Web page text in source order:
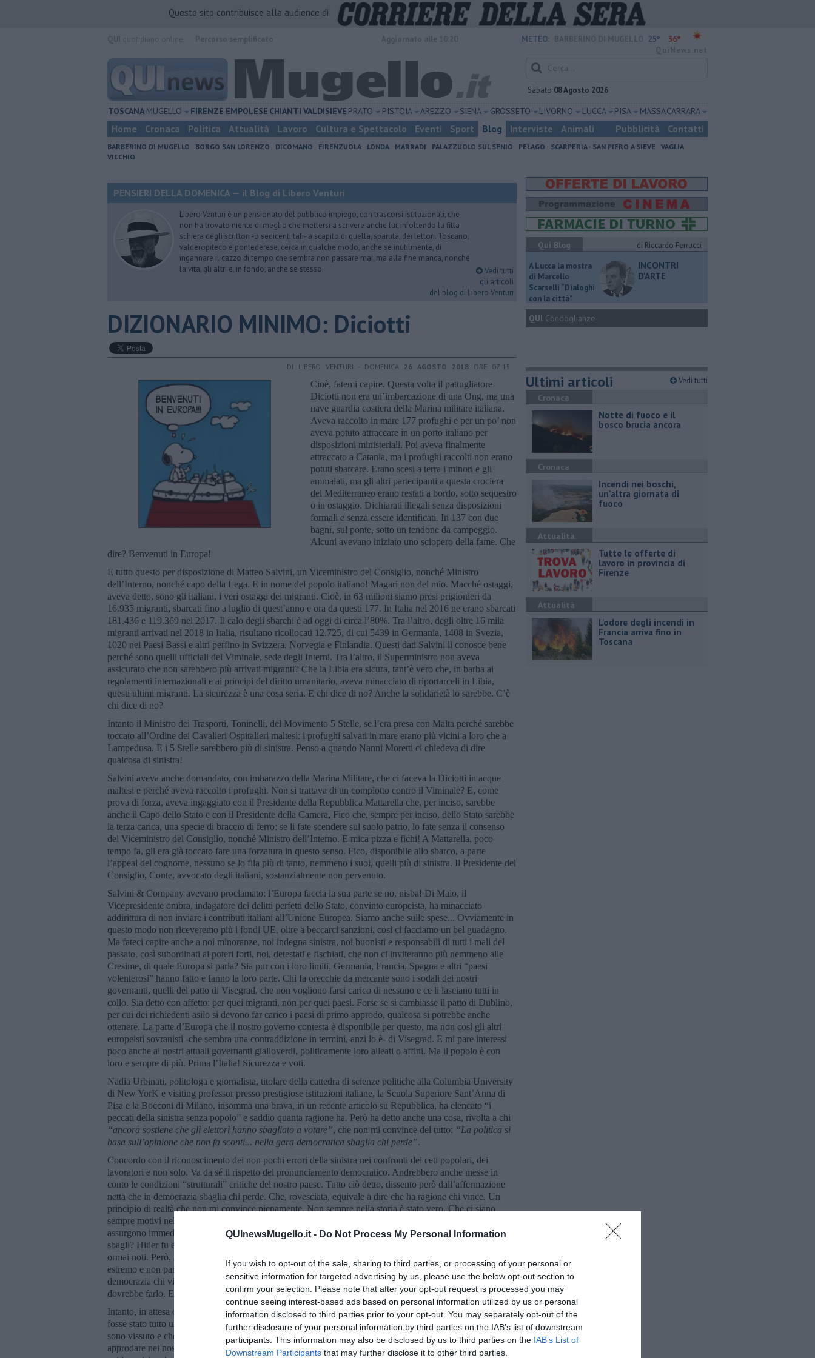
QUInewsMugello.it - Do Not Process My Personal Information
If you wish to opt-out of the sale, sharing to third parties, or processing of your personal or
sensitive information for targeted advertising by us, please use the below opt-out section to
confirm your selection. Please note that after your opt-out request is processed you may
continue seeing interest-based ads based on personal information utilized by us or personal
information disclosed to third parties prior to your opt-out. You may separately opt-out of the
further disclosure of your personal information by third parties on the IAB’s list of downstream
participants. This information may also be disclosed by us to third parties on the IAB’s List of
Downstream Participants that may further disclose it to other third parties.
Questo sito contribuisce alla audience di
METEO: 25° 36°
Sabato 08 Agosto 2026
TOSCANA MUGELLO FIRENZE EMPOLESE CHIANTI VALDISIEVE PRATO PISTOIA AREZZO SIENA GROSSETO LIVORNO LUCCA PISA MASSA CARRARA
Home Cronaca Politica Attualità Lavoro Cultura e Spettacolo Eventi Sport Blog Interviste Animali Pubblicità Contatti
BARBERINO DI MUGELLO BORGO SAN LORENZO DICOMANO FIRENZUOLA LONDA MARRADI PALAZZUOLO SUL SENIO PELAGO SCARPERIA - SAN PIERO A SIEVE
VAGLIA
VICCHIO
PENSIERI DELLA DOMENICA — il Blog di Libero Venturi
Libero Venturi è un pensionato del pubblico impiego, con trascorsi istituzionali, che
non ha trovato niente di meglio che mettersi a scrivere anche lui, infoltendo la fitta
schiera degli scrittori -o sedicenti tali- a scapito di quella, sparuta, dei lettori. Toscano,
valderopiteco e pontederese, cerca in qualche modo, anche se inutilmente, di
ingannare il cazzo di tempo che sembra non passare mai, ma alla fine manca, nonché
la vita, gli altri e, in fondo, anche se stesso.
Vedi tutti
gli articoli
del blog di Libero Venturi
DIZIONARIO MINIMO: Diciotti
DI LIBERO VENTURI - DOMENICA 26 AGOSTO 2018 ORE 07:15
Cioè, fatemi capire. Questa volta il pattugliatore
Diciotti non era un’imbarcazione di una Ong, ma una
nave guardia costiera della Marina militare italiana.
Aveva raccolto in mare 177 profughi e per un po’ non
aveva potuto attraccare in un porto italiano per
disposizioni ministeriali. Poi aveva finalmente
attraccato a Catania, ma i profughi raccolti non erano
potuti sbarcare. Erano scesi a terra i minori e gli
ammalati, ma gli altri partecipanti a questa crociera
del Mediterraneo erano restati a bordo, sotto sequestro
o in ostaggio. Dichiarati illegali senza disposizioni
formali e senza essere identificati. In 137 con due
bagni, sul ponte, sotto un tendone da campeggio.
Alcuni avevano iniziato uno sciopero della fame. Che
dire? Benvenuti in Europa!
E tutto questo per disposizione di Matteo Salvini, un Viceministro del Consiglio, nonché Ministro
dell’Interno, nonché capo della Lega. E in nome del popolo italiano! Magari non del mio. Macché ostaggi,
aveva detto, sono gli italiani, i veri ostaggi dei migranti. Cioè, in 63 milioni siamo presi prigionieri da
16.935 migranti, sbarcati fino a luglio di quest’anno e ora da questi 177. In Italia nel 2016 ne erano sbarcati
181.436 e 119.369 nel 2017. Il calo degli sbarchi è ad oggi di circa l’80%. Tra l’altro, degli oltre 16 mila
migranti arrivati nel 2018 in Italia, risultano ricollocati 12.725, di cui 5439 in Germania, 1408 in Svezia,
1020 nei Paesi Bassi e altri perfino in Svizzera, Norvegia e Finlandia. Questi dati Salvini li conosce bene
perché sono quelli ufficiali del Viminale, sede degli Interni. Tra l’altro, il Superministro non aveva
assicurato che non sarebbero più arrivati migranti? Che la Libia era sicura, tant’è vero che, in barba ai
regolamenti internazionali e ai principi del diritto umanitario, aveva minacciato di riportarceli in Libia,
questi ultimi migranti. La sicurezza è una cosa seria. E chi dice di no? Anche la solidarietà lo sarebbe. C’è
chi dice di no?
Intanto il Ministro dei Trasporti, Toninelli, del Movimento 5 Stelle, se l’era presa con Malta perché sarebbe
toccato all’Ordine dei Cavalieri Ospitalieri maltesi: i profughi salvati in mare erano più vicini a loro che a
Lampedusa. E i 5 Stelle sarebbero più di sinistra. Penso a quando Nanni Moretti ci chiedeva di dire
qualcosa di sinistra!
Salvini aveva anche domandato, con imbarazzo della Marina Militare, che ci faceva la Diciotti in acque
maltesi e perché aveva raccolto i profughi. Non si trattava di un complotto contro il Viminale? E, come
prova di forza, aveva ingaggiato con il Presidente della Repubblica Mattarella che, per inciso, sarebbe
anche il Capo dello Stato e con il Presidente della Camera, Fico che, sempre per inciso, dello Stato sarebbe
la terza carica, una specie di braccio di ferro: se li fate scendere sul suolo patrio, lo fate senza il consenso
del Viceministro del Consiglio, nonché Ministro dell’Interno. E mica pizza e fichi! A Mattarella, poco
tempo fa, gli era già toccato fare una forzatura in questo senso. Fico, disponibile allo sbarco, a parte
l’appeal del cognome, nessuno se lo fila più di tanto, nemmeno i suoi, quelli più di sinistra. Il Presidente del
Consiglio, Conte, avvocato degli italiani, sostanzialmente non pervenuto.
Salvini & Company avevano proclamato: l’Europa faccia la sua parte se no, nisba! Di Maio, il
Vicepresidente ombra, indagatore dei delitti perfetti dello Stato, convinto europeista, ha minacciato
addirittura di non inviare i contributi italiani all’Unione Europea. Siamo anche sulle spese... Ovviamente in
questo modo non riceveremo più i fondi UE, oltre a beccarci sanzioni, così ci facciamo un bel guadagno.
Ma fateci capire anche a noi minoranze, noi indegna sinistra, noi buonisti e responsabili di tutti i mali del
passato, così subordinati ai poteri forti, noi, detestati e fischiati, che non ci inviteranno più nemmeno alle
Cresime, di quale Europa si parla? Sia pur con i loro limiti, Germania, Francia, Spagna e altri “paesi
volenterosi” hanno fatto e fanno la loro parte. Chi fa orecchie da mercante sono i sodali dei nostri
governanti, quelli del patto di Visegrad, che non vogliono farsi carico di nessuno e ce li lasciano tutti in
collo. Sia detto con affetto: per quei migranti, non per quei paesi. Forse se si cambiasse il patto di Dublino,
per cui dei richiedenti asilo si devono far carico i paesi di primo approdo, qualcosa si potrebbe anche
ottenere. La parte d’Europa che il nostro governo contesta è disponibile per questo, ma non così gli altri
europeisti sovranisti -che sembra una contraddizione in termini, anzi lo è- di Visegrad. E mi pare interessi
poco anche ai nostri attuali governanti gialloverdi, politicamente loro alleati o affini. Ma il popolo è con
loro e sempre di più. Prima l’Italia! Sicurezza e voti.
Nadia Urbinati, politologa e giornalista, titolare della cattedra di scienze politiche alla Columbia University
di New YorK e visiting professor presso prestigiose istituzioni italiane, la Scuola Superiore Sant’Anna di
Pisa e la Bocconi di Milano, insomma una brava, in un recente articolo su Repubblica, ha elencato “i
peccati della sinistra senza popolo” e saddio quanta ragione ha. Però ha detto anche una cosa, rivolta a chi
“ancora sostiene che gli elettori hanno sbagliato a votare”, che non mi convince del tutto: “La politica si
basa sull’opinione che non fa sconti... nella gara democratica sbaglia chi perde”.
Concordo con il riconoscimento dei non pochi errori della sinistra nei confronti dei ceti popolari, dei
lavoratori e non solo. Va da sé il rispetto del pronunciamento democratico. Andrebbero anche messe in
conto le condizioni “strutturali” critiche del nostro paese. Tutto ciò detto, dissento però dall’affermazione
netta che in democrazia sbaglia chi perde. Che, rovesciata, equivale a dire che ha ragione chi vince. Un
principio di realtà che non mi convince pienamente. Non sempre nella storia è stato vero. Che ci siano
sempre motivi nella vittoria, come nella sconfitta di un pronunciamento elettorale è vero. Ma questi motivi
assurgono immediatamente al rango di ragioni? E, per contro, sono semplicemente relegabili all’indice di
sbagli? Hitler fu eletto dalla maggioranza del popolo tedesco. E certo ci furono per questo molti motivi,
ormai noti. Però, aveva ragione? E sbagliava la minoranza costituita dai suoi oppositori? È un esempio
estremo e non parallelo all’oggi, ma potrei farne altri, non così radicali. Meglio limitarsi a dire che in
democrazia chi vince governa e programma. O dovrebbe farlo. E chi perde si oppone e medita. O
dovrebbe farlo. E poi ognuno partecipa e si organizza. O dovrebbe farlo.
Intanto, in attesa di capire, di oppormi e meditare, di partecipare e organizzarmi, mi sono chiesto se non
fosse stato tutto un brutto sogno. Se mi fossi svegliato e avessi ritrovato un paese solidale, quello in cui
sono vissuto e che ho contribuito, male o bene, a far crescere, in cui una nave, italiana e non solo, potesse
approdare nei nostri porti, in cui, sia pur con migliori regole europee, i profughi potessero essere accolti, in
Qui Blog
di Riccardo Ferrucci
A Lucca la mostra
di Marcello
Scarselli “Dialoghi
con la città"
INCONTRI
D'ARTE
QUI Condoglianze
Ultimi articoli Vedi tutti
Cronaca
Notte di fuoco e il
bosco brucia ancora
Cronaca
Incendi nei boschi,
un'altra giornata di
fuoco
Attualità
​Tutte le offerte di
lavoro in provincia di
Firenze
Attualità
L'odore degli incendi in
Francia arriva fino in
Toscana